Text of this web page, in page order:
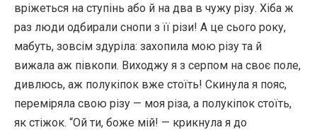
вріжеться на ступінь або й на два в чужу різу. Хіба ж
раз люди одбирали снопи з її різи! А це сього року,
мабуть, зовсім здуріла: захопила мою різу та й
вижала аж півкопи. Виходжу я з серпом на своє поле,
дивлюсь, аж полукіпок вже стоїть! Скинула я пояс,
переміряла свою різу — моя різа, а полукіпок стоїть,
як стіжок. “Ой ти, боже мій! — крикнула я до